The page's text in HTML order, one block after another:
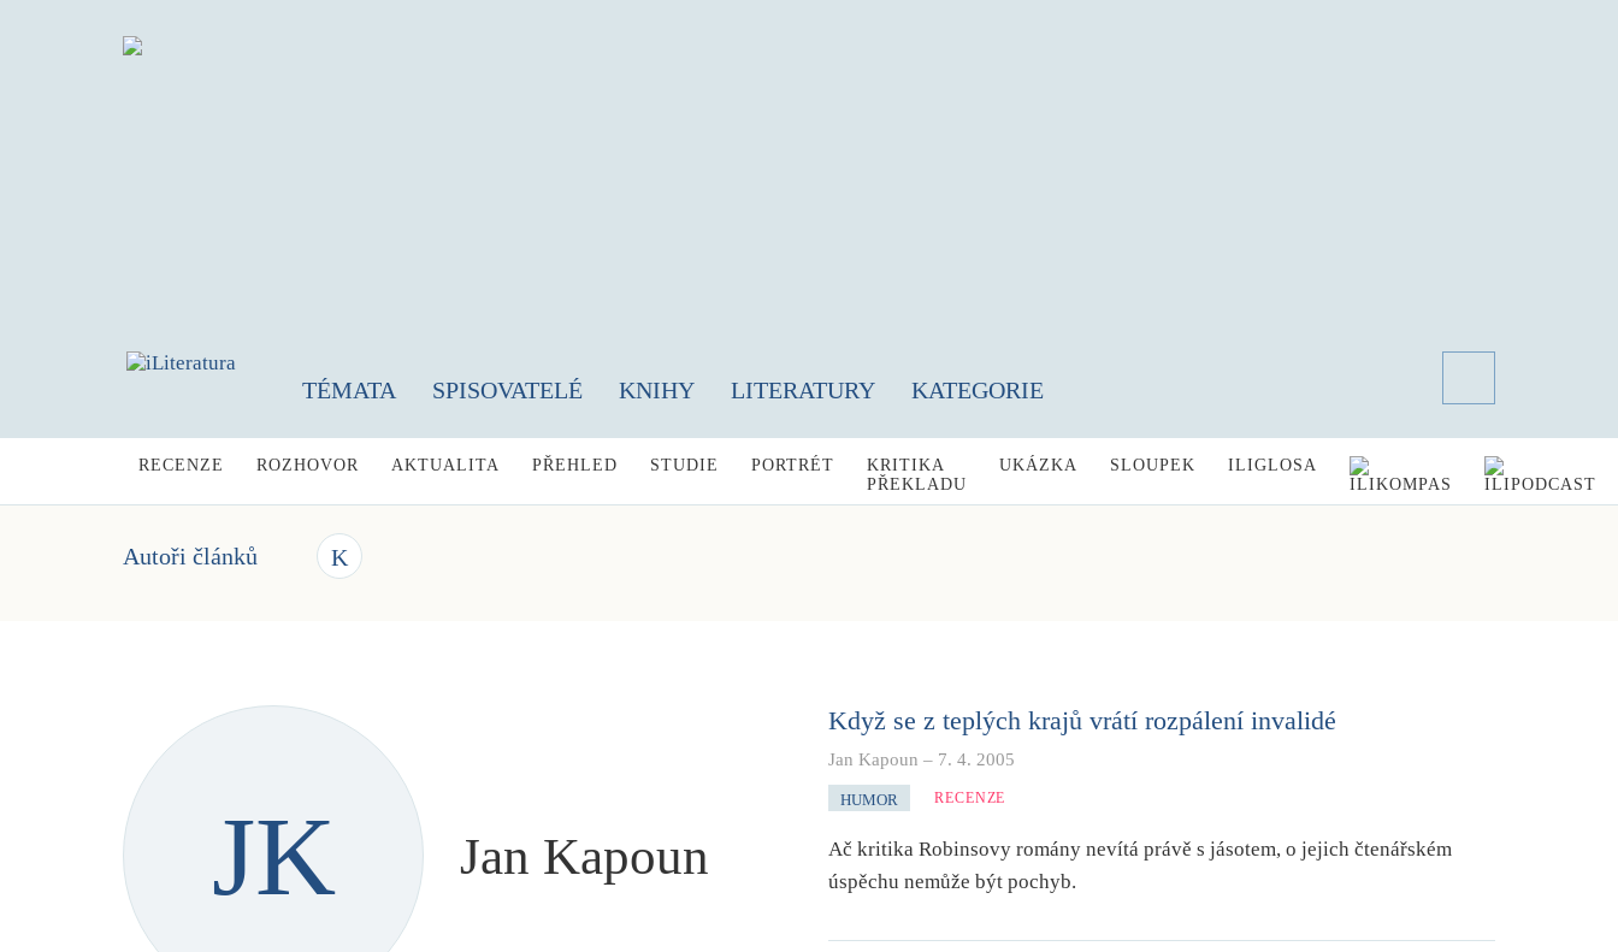
TÉMATA SPISOVATELÉ KNIHY LITERATURY KATEGORIE
RECENZE ROZHOVOR AKTUALITA PŘEHLED STUDIE PORTRÉT
KRITIKA
PŘEKLADU
UKÁZKA SLOUPEK ILIGLOSA
Autoři článků K
JK Jan Kapoun
Když se z teplých krajů vrátí rozpálení invalidé
Jan Kapoun – 7. 4. 2005
HUMOR RECENZE
Ač kritika Robinsovy romány nevítá právě s jásotem, o jejich čtenářském
úspěchu nemůže být pochyb.